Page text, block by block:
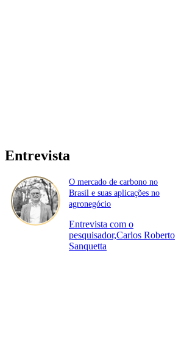
Entrevista
O mercado de carbono no
Brasil e suas aplicações no
agronegócio
Entrevista com o
pesquisador,Carlos Roberto
Sanquetta